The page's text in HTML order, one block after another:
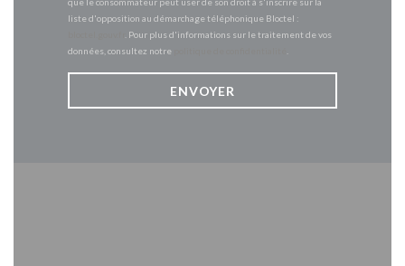
liste d'opposition au démarchage téléphonique Bloctel :
. Pour plus d'informations sur le traitement de vos
données, consultez notre